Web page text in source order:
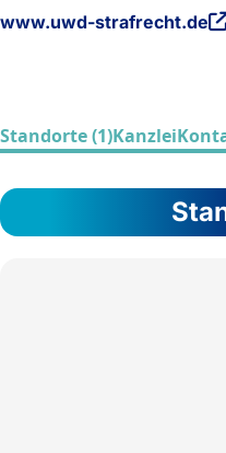
www.uwd-strafrecht.de
Standorte (1)Kanzlei